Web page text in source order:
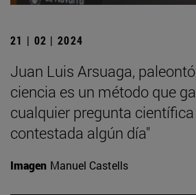
21 | 02 | 2024
Juan Luis Arsuaga,
ciencia es un método que
cualquier pregunta científica
contestada algún día"
Imagen Manuel Castells